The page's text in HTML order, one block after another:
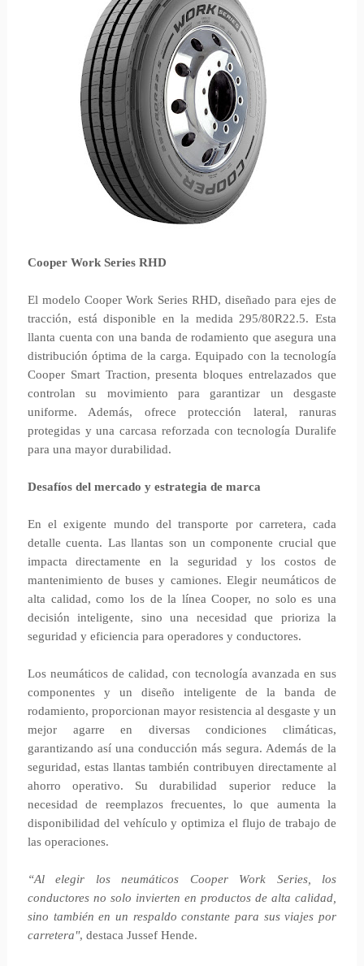
Cooper Work Series RHD
El modelo Cooper Work Series RHD, diseñado para ejes de
tracción, está disponible en la medida 295/80R22.5. Esta
llanta cuenta con una banda de rodamiento que asegura una
distribución óptima de la carga. Equipado con la tecnología
Cooper Smart Traction, presenta bloques entrelazados que
controlan su movimiento para garantizar un desgaste
uniforme. Además, ofrece protección lateral, ranuras
protegidas y una carcasa reforzada con tecnología Duralife
para una mayor durabilidad.
Desafíos del mercado y estrategia de marca
En el exigente mundo del transporte por carretera, cada
detalle cuenta. Las llantas son un componente crucial que
impacta directamente en la seguridad y los costos de
mantenimiento de buses y camiones. Elegir neumáticos de
alta calidad, como los de la línea Cooper, no solo es una
decisión inteligente, sino una necesidad que prioriza la
seguridad y eficiencia para operadores y conductores.
Los neumáticos de calidad, con tecnología avanzada en sus
componentes y un diseño inteligente de la banda de
rodamiento, proporcionan mayor resistencia al desgaste y un
mejor agarre en diversas condiciones climáticas,
garantizando así una conducción más segura. Además de la
seguridad, estas llantas también contribuyen directamente al
ahorro operativo. Su durabilidad superior reduce la
necesidad de reemplazos frecuentes, lo que aumenta la
disponibilidad del vehículo y optimiza el flujo de trabajo de
las operaciones.
“Al elegir los neumáticos Cooper Work Series, los
conductores no solo invierten en productos de alta calidad,
sino también en un respaldo constante para sus viajes por
carretera", destaca Jussef Hende.